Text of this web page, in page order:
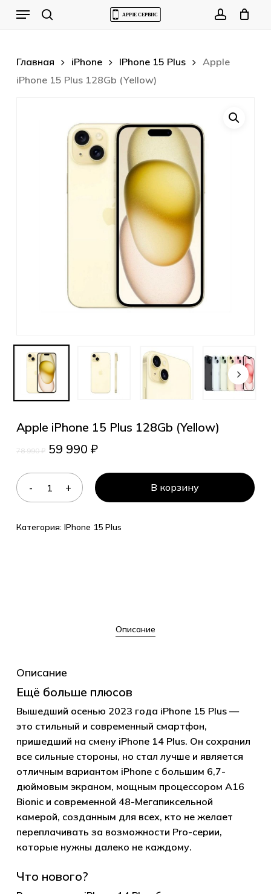
Menu
Главная iPhone IPhone 15 Plus
Apple
iPhone 15 Plus 128Gb (Yellow)
Apple iPhone 15 Plus 128Gb (Yellow)
78 990₽ 59 990 ₽
В корзину
Категория: IPhone 15 Plus
Описание
Описание
Ещё больше плюсов
Вышедший осенью 2023 года iPhone 15 Plus —
это стильный и современный смартфон,
пришедший на смену iPhone 14 Plus. Он сохранил
все сильные стороны, но стал лучше и является
отличным вариантом iPhone с большим 6,7-
дюймовым экраном, мощным процессором A16
Bionic и современной 48-Мегапиксельной
камерой, созданным для всех, кто не желает
переплачивать за возможности Pro-серии,
которые нужны далеко не каждому.
Что нового?